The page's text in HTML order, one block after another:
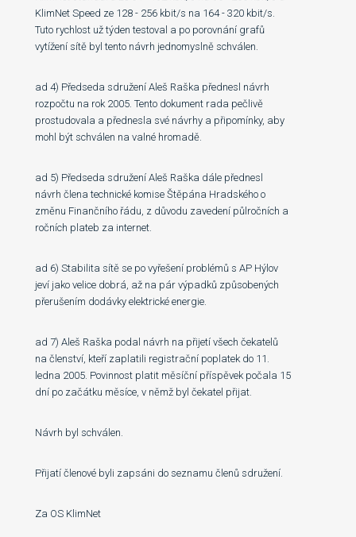
KlimNet Speed ze 128 - 256 kbit/s na 164 - 320 kbit/s.
Tuto rychlost už týden testoval a po porovnání grafů
vytížení sítě byl tento návrh jednomyslně schválen.
ad 4) Předseda sdružení Aleš Raška přednesl návrh
rozpočtu na rok 2005. Tento dokument rada pečlivě
prostudovala a přednesla své návrhy a připomínky, aby
mohl být schválen na valné hromadě.
ad 5) Předseda sdružení Aleš Raška dále přednesl
návrh člena technické komise Štěpána Hradského o
změnu Finančního řádu, z důvodu zavedení půlročních a
ročních plateb za internet.
ad 6) Stabilita sítě se po vyřešení problémů s AP Hýlov
jeví jako velice dobrá, až na pár výpadků způsobených
přerušením dodávky elektrické energie.
ad 7) Aleš Raška podal návrh na přijetí všech čekatelů
na členství, kteří zaplatili registrační poplatek do 11.
ledna 2005. Povinnost platit měsíční příspěvek počala 15
dní po začátku měsíce, v němž byl čekatel přijat.
Návrh byl schválen.
Přijatí členové byli zapsáni do seznamu členů sdružení.
Za OS KlimNet